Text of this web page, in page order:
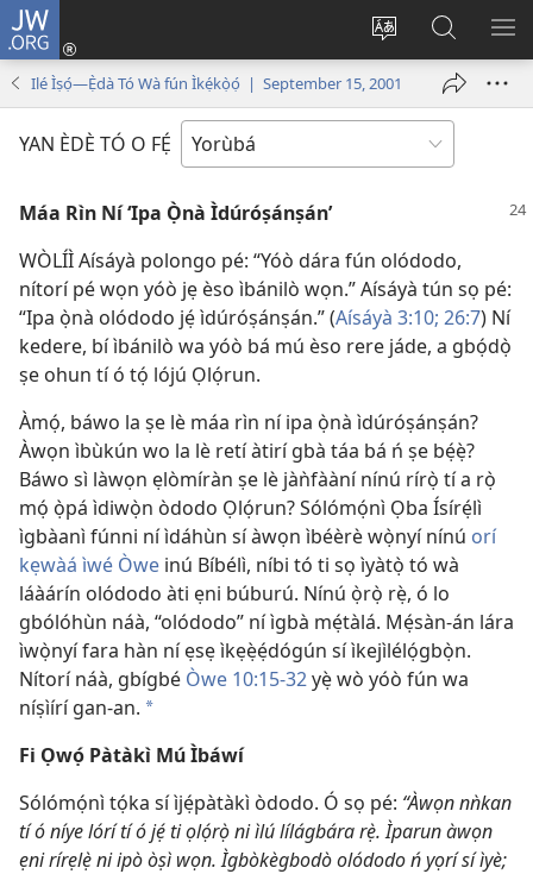
JW.ORG
Yí
èdè
pa
Wọlé
(opens
window)
Wa
JW.ORG
Ilé Ìṣọ́—Ẹ̀dà Tó Wà fún Ìkẹ́kọ̀ọ́ | September 15, 2001
YAN ÈDÈ TÓ O FẸ́
Máa Rìn Ní ‘Ipa Ọ̀nà Ìdúróṣánṣán’
WÒLÍÌ Aísáyà polongo pé: “Yóò dára fún olódodo,
nítorí pé wọn yóò jẹ èso ìbánilò wọn.” Aísáyà tún sọ pé:
“Ipa ọ̀nà olódodo jẹ́ ìdúróṣánṣán.” (Aísáyà 3:10; 26:7) Ní
kedere, bí ìbánilò wa yóò bá mú èso rere jáde, a gbọ́dọ̀
ṣe ohun tí ó tọ́ lójú Ọlọ́run.
Àmọ́, báwo la ṣe lè máa rìn ní ipa ọ̀nà ìdúróṣánṣán?
Àwọn ìbùkún wo la lè retí àtirí gbà táa bá ń ṣe bẹ́ẹ̀?
Báwo sì làwọn ẹlòmíràn ṣe lè jàǹfààní nínú rírọ̀ tí a rọ̀
mọ́ ọ̀pá ìdiwọ̀n òdodo Ọlọ́run? Sólómọ́nì Ọba Ísírẹ́lì
ìgbàanì fúnni ní ìdáhùn sí àwọn ìbéèrè wọ̀nyí nínú orí
kẹwàá ìwé Òwe inú Bíbélì, níbi tó ti sọ ìyàtọ̀ tó wà
láàárín olódodo àti ẹni búburú. Nínú ọ̀rọ̀ rẹ̀, ó lo
gbólóhùn náà, “olódodo” ní ìgbà mẹ́tàlá. Mẹ́sàn-án lára
ìwọ̀nyí fara hàn ní ẹsẹ ìkẹẹ̀ẹ́dógún sí ìkejìlélọ́gbọ̀n.
Nítorí náà, gbígbé Òwe 10:15-32yẹ̀ wò yóò fún wa
níṣìírí gan-an. a
Fi Ọwọ́ Pàtàkì Mú Ìbáwí
Sólómọ́nì tọ́ka sí ìjẹ́pàtàkì òdodo. Ó sọ pé: “Àwọn nǹkan
tí ó níye lórí tí ó jẹ́ ti ọlọ́rọ̀ ni ìlú lílágbára rẹ̀. Ìparun àwọn
ẹni rírẹlẹ̀ ni ipò òṣì wọn. Ìgbòkègbodò olódodo ń yọrí sí ìyè;